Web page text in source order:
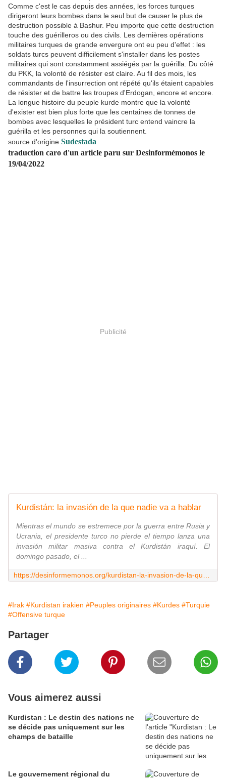
Comme c'est le cas depuis des années, les forces turques
dirigeront leurs bombes dans le seul but de causer le plus de
destruction possible à Bashur. Peu importe que cette destruction
touche des guérilleros ou des civils. Les dernières opérations
militaires turques de grande envergure ont eu peu d'effet : les
soldats turcs peuvent difficilement s'installer dans les postes
militaires qui sont constamment assiégés par la guérilla. Du côté
du PKK, la volonté de résister est claire. Au fil des mois, les
commandants de l'insurrection ont répété qu'ils étaient capables
de résister et de battre les troupes d'Erdogan, encore et encore.
La longue histoire du peuple kurde montre que la volonté
d'exister est bien plus forte que les centaines de tonnes de
bombes avec lesquelles le président turc entend vaincre la
guérilla et les personnes qui la soutiennent.
source d'origine Sudestada
traduction caro d'un article paru sur Desinformémonos le
19/04/2022
Publicité
Kurdistán: la invasión de la que nadie va a hablar
Mientras el mundo se estremece por la guerra entre Rusia y
Ucrania, el presidente turco no pierde el tiempo lanza una
invasión militar masiva contra el Kurdistán iraquí. El
domingo pasado, el ...
#Irak #Kurdistan irakien #Peuples originaires #Kurdes #Turquie
#Offensive turque
Partager
Vous aimerez aussi
Kurdistan : Le destin des nations ne
se décide pas uniquement sur les
champs de bataille
Le gouvernement régional du